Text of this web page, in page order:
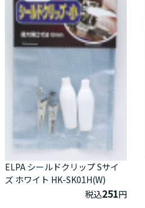
ELPA シールドクリップ Sサイ
ズ ホワイト HK-SK01H(W)
税込251円